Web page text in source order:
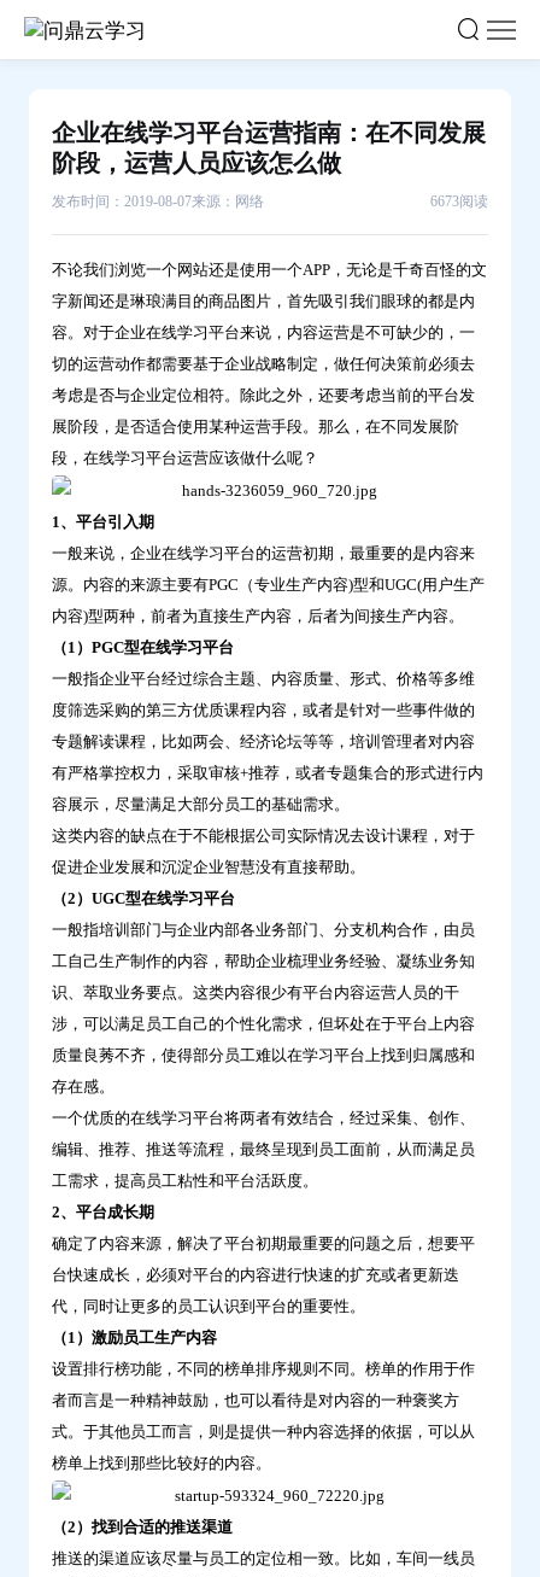
企业在线学习平台运营指南：在不同发展
阶段，运营人员应该怎么做
发布时间：2019-08-07来源：网络 6673阅读
不论我们浏览一个网站还是使用一个APP，无论是千奇百怪的文
字新闻还是琳琅满目的商品图片，首先吸引我们眼球的都是内
容。对于企业在线学习平台来说，内容运营是不可缺少的，一
切的运营动作都需要基于企业战略制定，做任何决策前必须去
考虑是否与企业定位相符。除此之外，还要考虑当前的平台发
展阶段，是否适合使用某种运营手段。那么，在不同发展阶
段，在线学习平台运营应该做什么呢？
1、平台引入期
一般来说，企业在线学习平台的运营初期，最重要的是内容来
源。内容的来源主要有PGC（专业生产内容)型和UGC(用户生产
内容)型两种，前者为直接生产内容，后者为间接生产内容。
（1）PGC型在线学习平台
一般指企业平台经过综合主题、内容质量、形式、价格等多维
度筛选采购的第三方优质课程内容，或者是针对一些事件做的
专题解读课程，比如两会、经济论坛等等，培训管理者对内容
有严格掌控权力，采取审核+推荐，或者专题集合的形式进行内
容展示，尽量满足大部分员工的基础需求。
这类内容的缺点在于不能根据公司实际情况去设计课程，对于
促进企业发展和沉淀企业智慧没有直接帮助。
（2）UGC型在线学习平台
一般指培训部门与企业内部各业务部门、分支机构合作，由员
工自己生产制作的内容，帮助企业梳理业务经验、凝练业务知
识、萃取业务要点。这类内容很少有平台内容运营人员的干
涉，可以满足员工自己的个性化需求，但坏处在于平台上内容
质量良莠不齐，使得部分员工难以在学习平台上找到归属感和
存在感。
一个优质的在线学习平台将两者有效结合，经过采集、创作、
编辑、推荐、推送等流程，最终呈现到员工面前，从而满足员
工需求，提高员工粘性和平台活跃度。
2、平台成长期
确定了内容来源，解决了平台初期最重要的问题之后，想要平
台快速成长，必须对平台的内容进行快速的扩充或者更新迭
代，同时让更多的员工认识到平台的重要性。
（1）激励员工生产内容
设置排行榜功能，不同的榜单排序规则不同。榜单的作用于作
者而言是一种精神鼓励，也可以看待是对内容的一种褒奖方
式。于其他员工而言，则是提供一种内容选择的依据，可以从
榜单上找到那些比较好的内容。
（2）找到合适的推送渠道
推送的渠道应该尽量与员工的定位相一致。比如，车间一线员